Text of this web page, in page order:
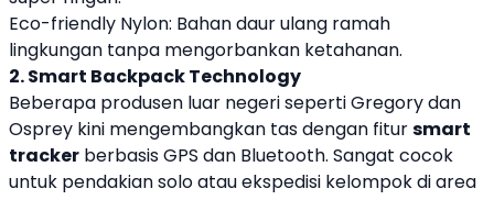
Eco-friendly Nylon: Bahan daur ulang ramah
lingkungan tanpa mengorbankan ketahanan.
2. Smart Backpack Technology
Beberapa produsen luar negeri seperti Gregory dan
Osprey kini mengembangkan tas dengan fitursmart
tracker berbasis GPS dan Bluetooth. Sangat cocok
untuk pendakian solo atau ekspedisi kelompok di area